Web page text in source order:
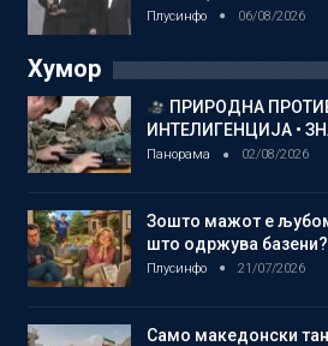
Плусинфо 06/08/2026
Хумор
ПРИРОДНА
ИНТЕЛИГЕНЦИЈА •
Панорама 02/08/2026
Зошто мажот е
што одржува базени?
Плусинфо 21/07/2026
Само македонски